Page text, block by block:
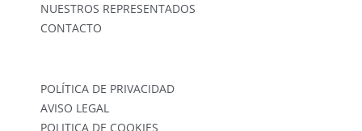
NUESTROS REPRESENTADOS
CONTACTO
POLÍTICA DE PRIVACIDAD
AVISO LEGAL
POLITICA DE COOKIES